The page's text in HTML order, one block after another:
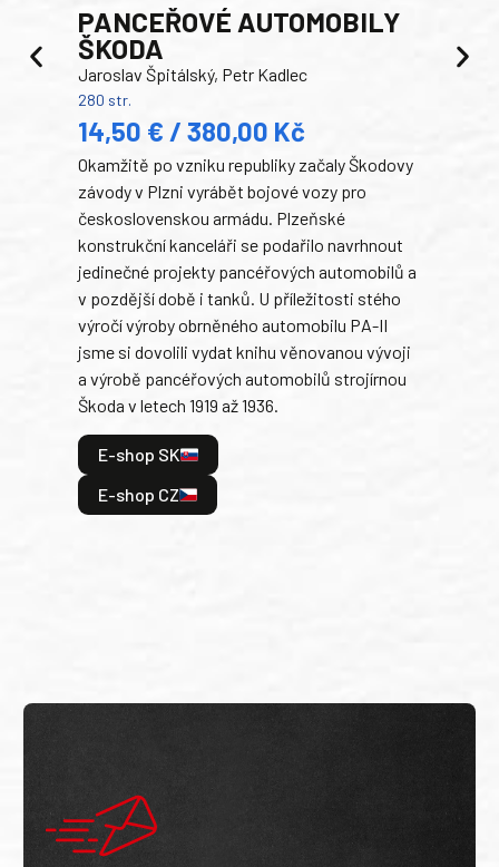
PANCEŘOVÉ AUTOMOBILY
ŠKODA
Jaroslav Špitálský, Petr Kadlec
280 str.
14,50 € / 380,00 Kč
Okamžitě po vzniku republiky začaly Škodovy
závody v Plzni vyrábět bojové vozy pro
československou armádu. Plzeňské
konstrukční kanceláři se podařilo navrhnout
jedinečné projekty pancéřových automobilů a
v pozdější době i tanků. U příležitosti stého
výročí výroby obrněného automobilu PA-II
jsme si dovolili vydat knihu věnovanou vývoji
a výrobě pancéřových automobilů strojírnou
Škoda v letech 1919 až 1936.
E-shop SK
E-shop CZ